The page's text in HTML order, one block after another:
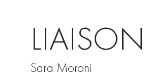
LIAISON
Sara Moroni